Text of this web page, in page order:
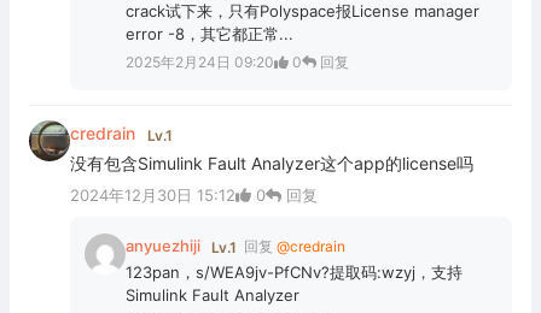
crack试下来，只有Polyspace报License manager
error -8，其它都正常...
2025年2月24日 09:20 0 回复
credrain Lv.1
没有包含Simulink Fault Analyzer这个app的license吗
2024年12月30日 15:12 0 回复
anyuezhiji Lv.1 回复 @credrain
123pan，s/WEA9jv-PfCNv?提取码:wzyj，支持
Simulink Fault Analyzer